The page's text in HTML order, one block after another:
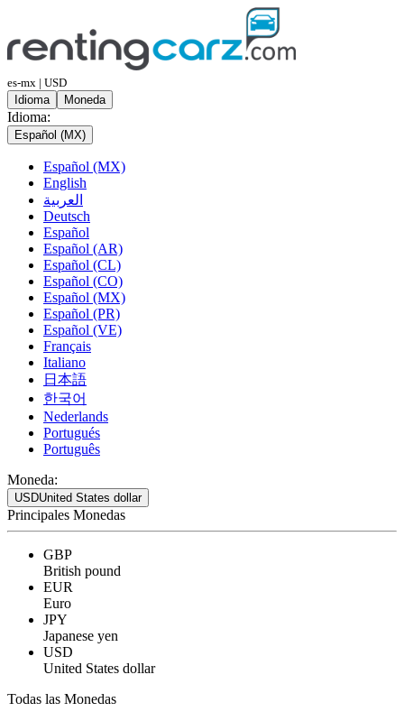
es-mx | USD
Idioma
Moneda
Idioma:
Español (MX)
Español (MX)
English
العربية
Deutsch
Español
Español (AR)
Español (CL)
Español (CO)
Español (MX)
Español (PR)
Español (VE)
Français
Italiano
日本語
한국어
Nederlands
Portugués
Português
Moneda:
USDUnited States dollar
Principales Monedas
GBP
British pound
EUR
Euro
JPY
Japanese yen
USD
United States dollar
Todas las Monedas